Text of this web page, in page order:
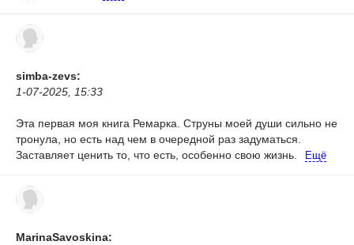
simba-zevs:
1-07-2025, 15:33
Эта первая моя книга Ремарка. Струны моей души сильно не
тронула, но есть над чем в очередной раз задуматься.
Заставляет ценить то, что есть, особенно свою жизнь.
Ещё
MarinaSavoskina: